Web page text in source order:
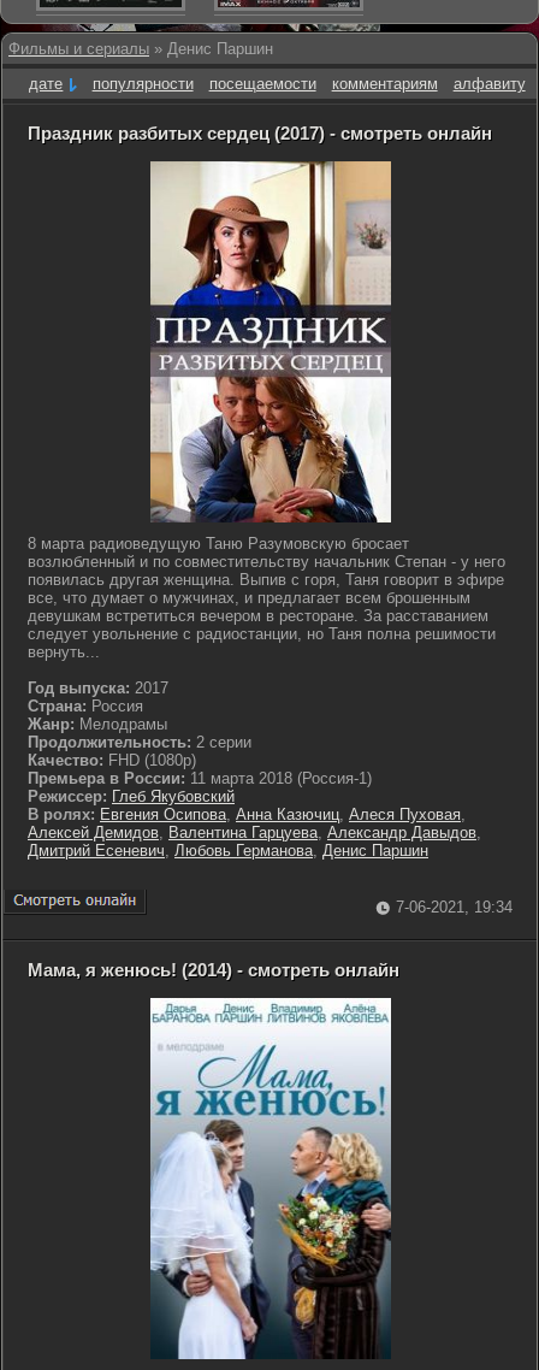
Фильмы и сериалы » Денис Паршин
дате
популярности посещаемости комментариям алфавиту
Праздник разбитых сердец (2017) - смотреть онлайн
8 марта радиоведущую Таню Разумовскую бросает
возлюбленный и по совместительству начальник Степан - у него
появилась другая женщина. Выпив с горя, Таня говорит в эфире
все, что думает о мужчинах, и предлагает всем брошенным
девушкам встретиться вечером в ресторане. За расставанием
следует увольнение с радиостанции, но Таня полна решимости
вернуть...
Год выпуска: 2017
Страна: Россия
Жанр: Мелодрамы
Продолжительность: 2 серии
Качество: FHD (1080p)
Премьера в России: 11 марта 2018 (Россия-1)
Режиссер: Глеб Якубовский
В ролях: Евгения Осипова, Анна Казючиц, Алеся Пуховая,
Алексей Демидов, Валентина Гарцуева, Александр Давыдов,
Дмитрий Есеневич, Любовь Германова, Денис Паршин
7-06-2021, 19:34
Мама, я женюсь! (2014) - смотреть онлайн